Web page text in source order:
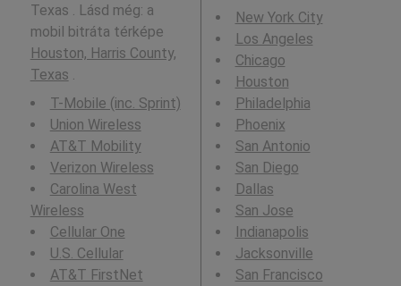
Texas . Lásd még: a
mobil bitráta térképe
Houston, Harris County,
Texas
T-Mobile (inc. Sprint)
Union Wireless
AT&T Mobility
Verizon Wireless
Carolina West
Wireless
Cellular One
U.S. Cellular
AT&T FirstNet
New York City
Los Angeles
Chicago
Houston
Philadelphia
Phoenix
San Antonio
San Diego
Dallas
San Jose
Indianapolis
Jacksonville
San Francisco